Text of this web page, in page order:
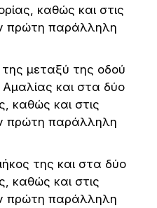
καθώς και στις
πρώτη παράλληλη
μεταξύ της οδού
και στα δύο
καθώς και στις
πρώτη παράλληλη
της και στα δύο
καθώς και στις
πρώτη παράλληλη